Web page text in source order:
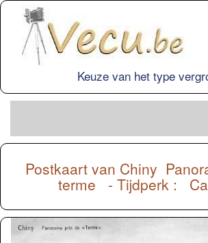
Keuze van het type
Postkaart van Chiny
terme - Tijdperk :